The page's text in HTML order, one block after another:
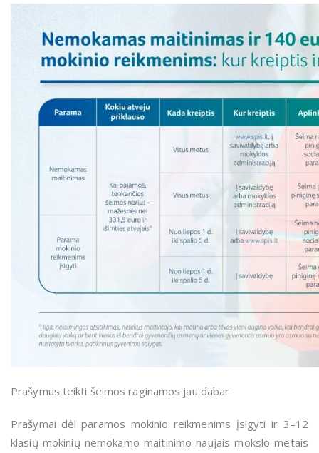
Prašymus teikti šeimos raginamos jau dabar
Prašymai dėl paramos mokinio reikmenims įsigyti ir 3–12
klasių mokinių nemokamo maitinimo naujais mokslo metais